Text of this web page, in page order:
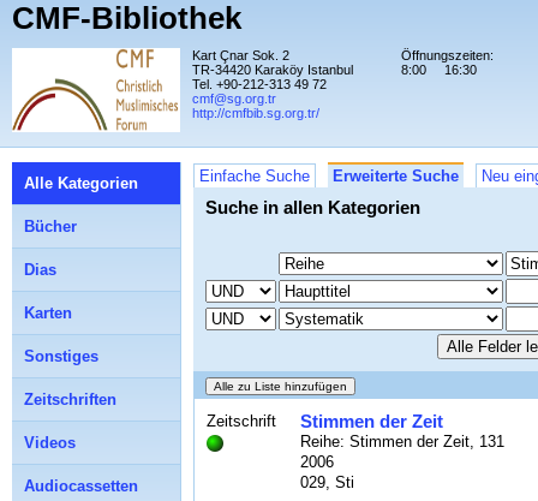
CMF-Bibliothek
Kart Çnar Sok. 2
TR-34420 Karaköy Istanbul
Tel. +90-212-313 49 72
cmf@sg.org.tr
http://cmfbib.sg.org.tr/
Öffnungszeiten:
8:00
16:30
Einfache Suche Erweiterte Suche Neu
Suche in allen Kategorien
Zeitschrift Stimmen der Zeit
Reihe: Stimmen der Zeit, 131
2006
029, Sti
Alle Kategorien
Bücher
Dias
Karten
Sonstiges
Zeitschriften
Videos
Audiocassetten